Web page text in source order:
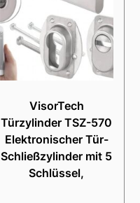
VisorTech
Türzylinder TSZ-570
Elektronischer Tür-
Schließzylinder mit 5
Schlüssel,